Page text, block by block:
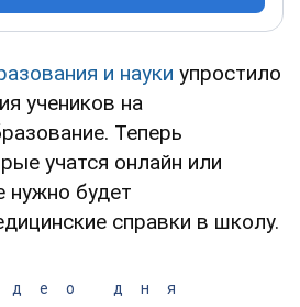
и науки упростило
учеников на
Теперь
учатся онлайн или
нужно будет
справки в школу.
дня